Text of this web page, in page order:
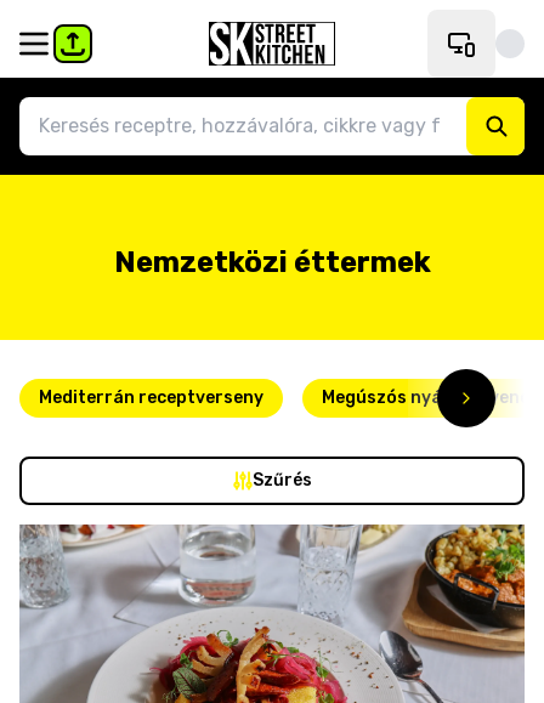
Nemzetközi éttermek
Mediterrán receptverseny Megúszós nyári
Szűrés